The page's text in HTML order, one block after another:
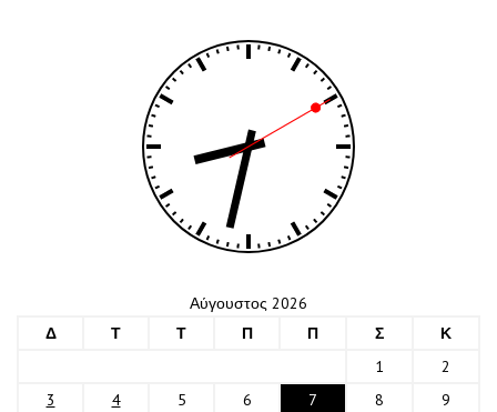
Αύγουστος 2026
Δ
Τ Τ Π Π Σ
Κ
1
2
3
4 5 6 7 8
9